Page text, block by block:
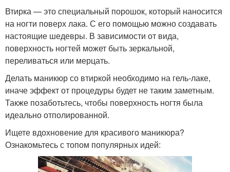
Втирка — это специальный порошок, который наносится
на ногти поверх лака. С его помощью можно создавать
настоящие шедевры. В зависимости от вида,
поверхность ногтей может быть зеркальной,
переливаться или мерцать.
Делать маникюр со втиркой необходимо на гель-лаке,
иначе эффект от процедуры будет не таким заметным.
Также позаботьтесь, чтобы поверхность ногтя была
идеально отполированной.
Ищете вдохновение для красивого маникюра?
Ознакомьтесь с топом популярных идей: